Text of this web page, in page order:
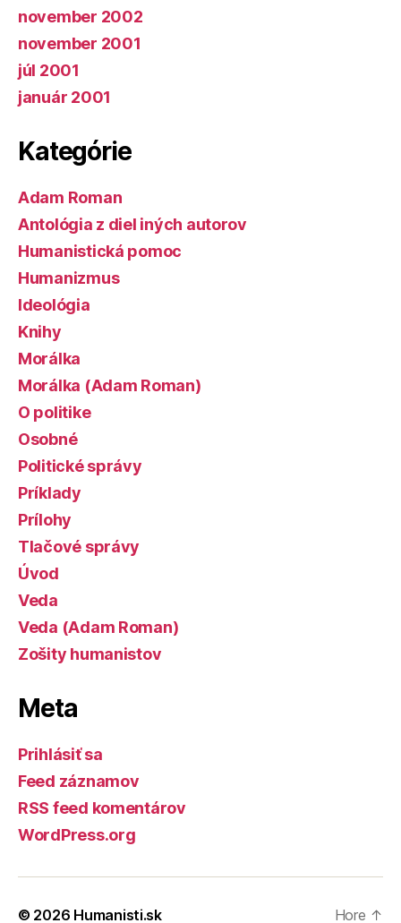
november 2002
november 2001
júl 2001
január 2001
Kategórie
Adam Roman
Antológia z diel iných autorov
Humanistická pomoc
Humanizmus
Ideológia
Knihy
Morálka
Morálka (Adam Roman)
O politike
Osobné
Politické správy
Príklady
Prílohy
Tlačové správy
Úvod
Veda
Veda (Adam Roman)
Zošity humanistov
Meta
Prihlásiť sa
Feed záznamov
RSS feed komentárov
WordPress.org
© 2026 Humanisti.sk Hore ↑